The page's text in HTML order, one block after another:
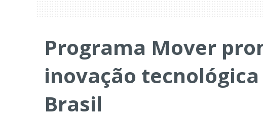
Programa Mover
inovação
Brasil